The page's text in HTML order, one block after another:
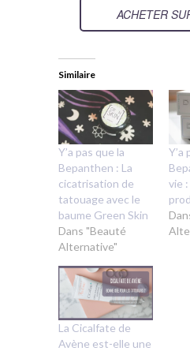
ACHETER
Similaire
Y’a pas que la
Bepanthen : La
cicatrisation de
tatouage avec le
baume Green Skin
Dans "Beauté
Alternative"
Y’a
vie
La Cicalfate de
Avène est-elle une